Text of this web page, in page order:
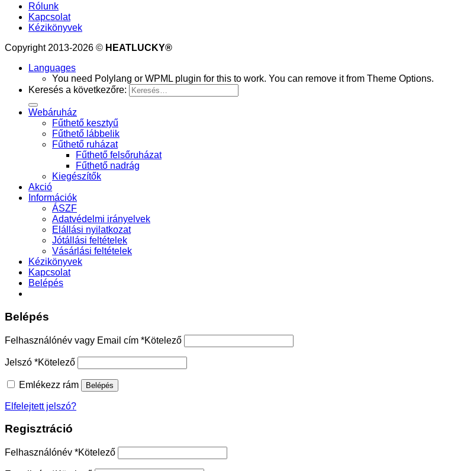
Rólunk
Kapcsolat
Kézikönyvek
Copyright 2013-2026 © HEATLUCKY®
Languages
You need Polylang or WPML plugin for this to work. You can remove it from Theme Options.
Keresés a következőre:
Webáruház
Fűthető kesztyű
Fűthető lábbelik
Fűthető ruházat
Fűthető felsőruházat
Fűthető nadrág
Kiegészítők
Akció
Információk
ÁSZF
Adatvédelmi irányelvek
Elállási nyilatkozat
Jótállási feltételek
Vásárlási feltételek
Kézikönyvek
Kapcsolat
Belépés
Belépés
Felhasználónév vagy Email cím *Kötelező
Jelszó *Kötelező
Emlékezz rám Belépés
Elfelejtett jelszó?
Regisztráció
Felhasználónév *Kötelező